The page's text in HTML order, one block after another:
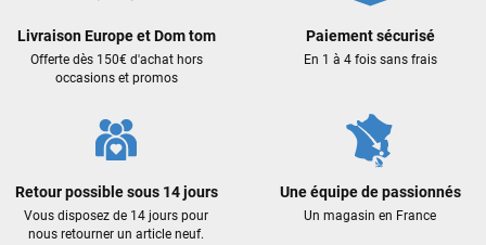
Livraison Europe et Dom tom
Offerte dès 150€ d'achat hors
occasions et promos
Paiement sécurisé
En 1 à 4 fois sans frais
Retour possible sous 14 jours
Vous disposez de 14 jours pour
nous retourner un article neuf.
Une équipe de passionnés
Un magasin en France
J’ai commandé un pack via leur site internet. À
commande validée, le magasin m’a appelé pour